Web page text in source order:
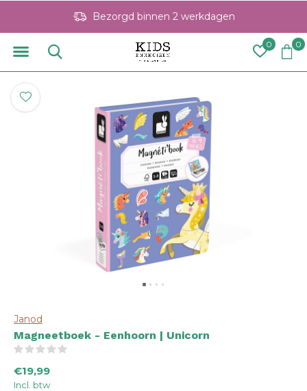
0 0
Bezorgd binnen 2 werkdagen
Janod
Magneetboek - Eenhoorn | Unicorn
€19,99
Incl. btw